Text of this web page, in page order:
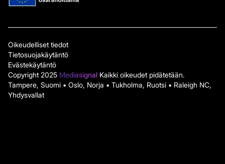
Copyright 2025 Mediasignal Kaikki oikeudet pidätetään.
Tampere, Suomi • Oslo, Norja • Tukholma, Ruotsi • Raleigh NC,
Yhdysvallat
Oikeudelliset tiedot
Tietosuojakäytäntö
Evästekäytäntö